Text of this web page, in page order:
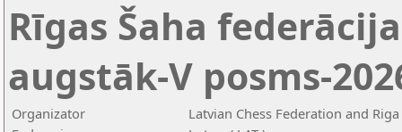
Rīgas Šaha
augstāk-V posms-
Organizator
Latvian Chess Federation and